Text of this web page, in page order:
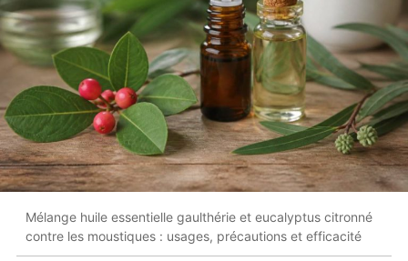
Mélange huile essentielle gaulthérie et eucalyptus citronné
contre les moustiques : usages, précautions et efficacité